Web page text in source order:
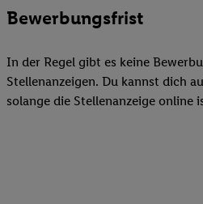
Bewerbungsfrist
In der Regel gibt es keine
Stellenanzeigen. Du kannst dich
solange die Stellenanzeige online